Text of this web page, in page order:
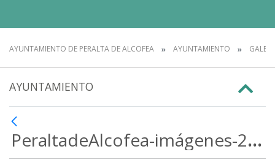
AYUNTAMIENTO DE PERALTA DE ALCOFEA AYUNTAMIENTO
AYUNTAMIENTO
PeraltadeAlcofea-imágenes-2021